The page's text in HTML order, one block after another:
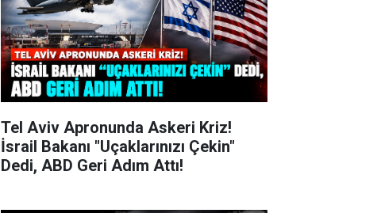
Tel Aviv Apronunda Askeri Kriz!
İsrail Bakanı "Uçaklarınızı Çekin"
Dedi, ABD Geri Adım Attı!